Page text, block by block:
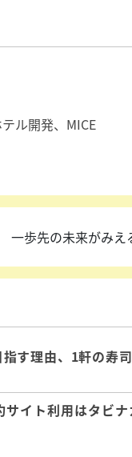
ル開発、MICE
一歩先の未来がみえ
す理由、1軒の寿
イト利用はタビ